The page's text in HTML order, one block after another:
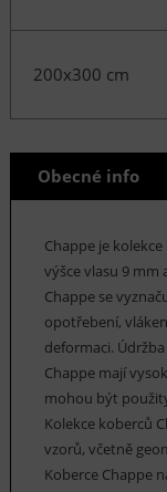
200x300 cm
Obecné info
Chappe je
výšce vlasu 9 mm
Chappe se
opotřebení,
deformaci.
Chappe mají
mohou být
Kolekce koberců
vzorů, včetně
Koberce Chappe